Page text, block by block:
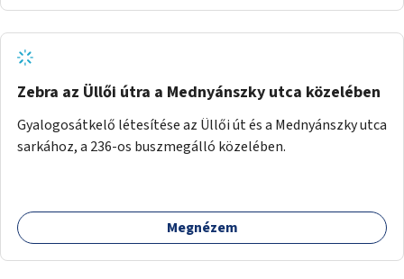
Zebra az Üllői útra a Mednyánszky utca közelében
Gyalogosátkelő létesítése az Üllői út és a Mednyánszky utca
sarkához, a 236-os buszmegálló közelében.
Megnézem